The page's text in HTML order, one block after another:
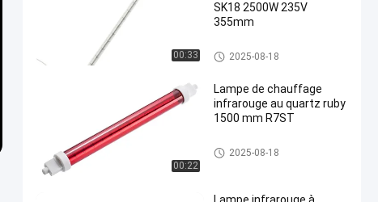
00:33
SK18 2500W 235V
355mm
Lampes d'halogène d'IR
2025-08-18
00:22
Lampe de chauffage
infrarouge au quartz ruby
1500 mm R7ST
Lampes d'halogène d'IR
2025-08-18